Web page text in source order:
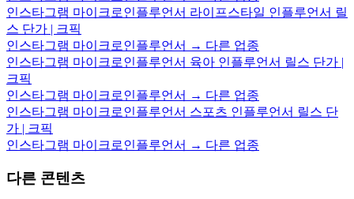
인스타그램 마이크로인플루언서 라이프스타일 인플루언서 릴
스 단가 | 크픽
인스타그램 마이크로인플루언서 → 다른 업종
인스타그램 마이크로인플루언서 육아 인플루언서 릴스 단가 |
크픽
인스타그램 마이크로인플루언서 → 다른 업종
인스타그램 마이크로인플루언서 스포츠 인플루언서 릴스 단
가 | 크픽
인스타그램 마이크로인플루언서 → 다른 업종
다른 콘텐츠